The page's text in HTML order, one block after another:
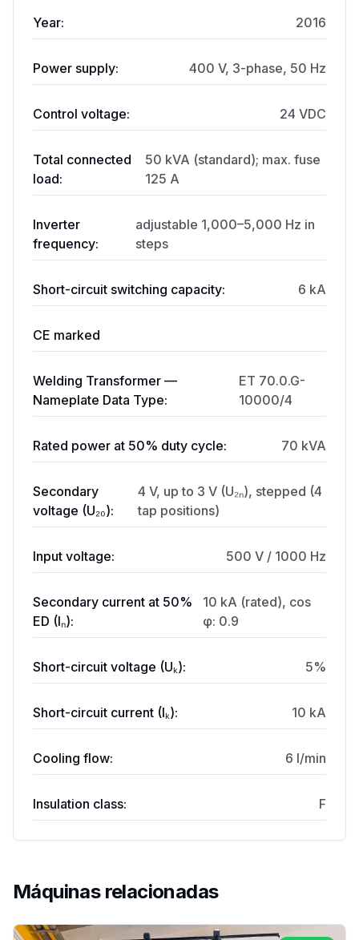
Year: 2016
Power supply: 400 V, 3-phase, 50 Hz
Control voltage: 24 VDC
Total connected
load:
50 kVA (standard); max. fuse
125 A
Inverter
frequency:
adjustable 1,000–5,000 Hz in
steps
Short-circuit switching capacity: 6 kA
CE marked
Welding Transformer —
Nameplate Data Type:
ET 70.0.G-
10000/4
Rated power at 50% duty cycle: 70 kVA
Secondary
voltage (U₂₀):
4 V, up to 3 V (U₂ₙ), stepped (4
tap positions)
Input voltage: 500 V / 1000 Hz
Secondary current at 50%
ED (Iₙ):
10 kA (rated), cos
φ: 0.9
Short-circuit voltage (Uₖ): 5%
Short-circuit current (Iₖ): 10 kA
Cooling flow: 6 l/min
Insulation class: F
Máquinas relacionadas